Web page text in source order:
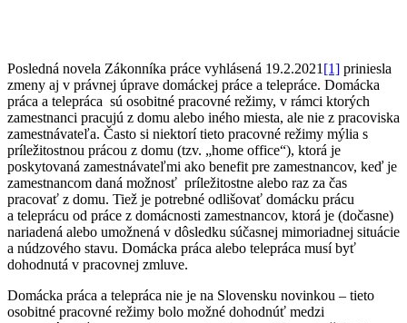
Posledná novela Zákonníka práce vyhlásená 19.2.2021 [1] priniesla
zmeny aj v právnej úprave domáckej práce a telepráce. Domácka
práca a telepráca sú osobitné pracovné režimy, v rámci ktorých
zamestnanci pracujú z domu alebo iného miesta, ale nie z pracoviska
zamestnávateľa. Často si niektorí tieto pracovné režimy mýlia s
príležitostnou prácou z domu (tzv. „home office“), ktorá je
poskytovaná zamestnávateľmi ako benefit pre zamestnancov, keď je
zamestnancom daná možnosť príležitostne alebo raz za čas
pracovať z domu. Tiež je potrebné odlišovať domácku prácu
a teleprácu od práce z domácnosti zamestnancov, ktorá je (dočasne)
nariadená alebo umožnená v dôsledku súčasnej mimoriadnej situácie
a núdzového stavu. Domácka práca alebo telepráca musí byť
dohodnutá v pracovnej zmluve.
Domácka práca a telepráca nie je na Slovensku novinkou – tieto
osobitné pracovné režimy bolo možné dohodnúť medzi